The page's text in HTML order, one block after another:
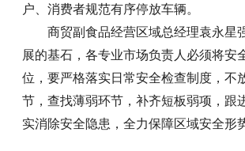
户、消费者规范有序停放车辆。
商贸副食品经营区域总经理袁永星
展的基石，各专业市场负责人必须将安
位，要严格落实日常安全检查制度，不
节，查找薄弱环节，补齐短板弱项，跟
实消除安全隐患，全力保障区域安全形